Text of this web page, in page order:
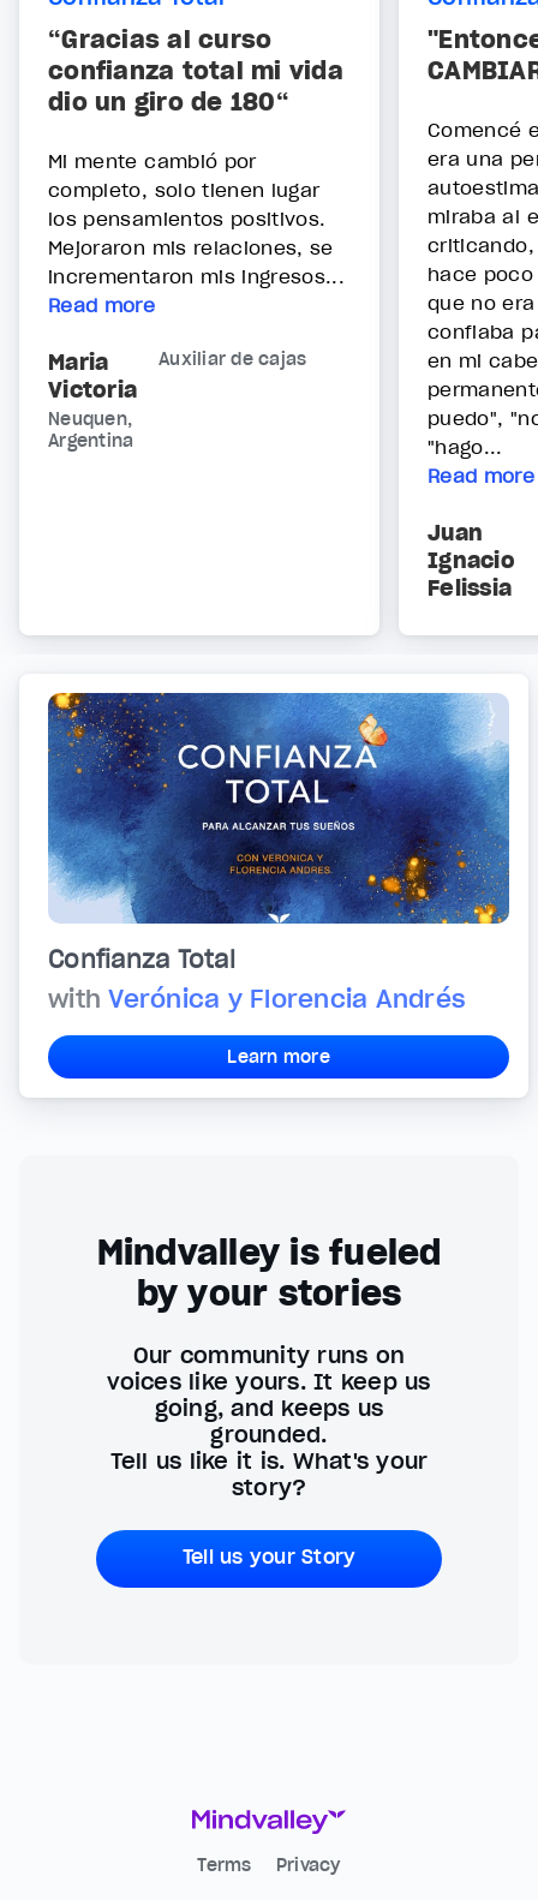
“Gracias al curso
confianza total mi vida
dio un giro de 180“
Mi mente cambió por
completo, solo tienen lugar
los pensamientos positivos.
Mejoraron mis relaciones, se
incrementaron mis ingresos...
Read more
Maria
Victoria
Auxiliar de cajas
Neuquen,
Argentina
Comencé
era una
miraba al
hace
que no
confiaba
en mi
puedo",
"hago...
Read more
Juan
Ignacio
Felissia
Confianza Total
withVerónica y Florencia Andrés
Learn more
Mindvalley is fueled
by your stories
Our community runs on
voices like yours. It keep us
going, and keeps us
grounded.
Tell us like it is. What's your
story?
Tell us your Story
Terms Privacy